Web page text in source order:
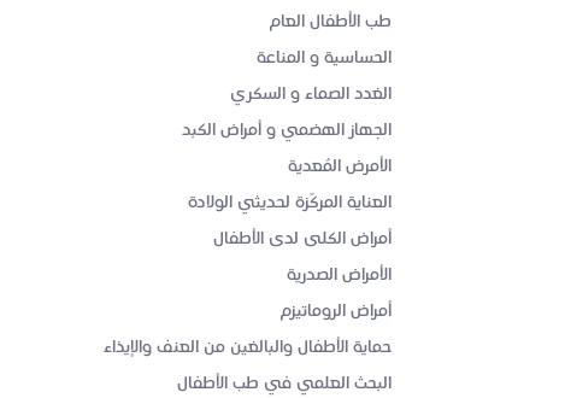
طب الأطفال العام
الحساسية و المناعة
الغدد الصماء و السكري
الجهاز الهضمي و أمراض الكبد
الأمرض المُعدية
العناية المركّزة لحديثي الولادة
أمراض الكلى لدى الأطفال
الأمراض الصدرية
أمراض الروماتيزم
حماية الأطفال والبالغين من العنف والإيذاء
البحث العلمي في طب الأطفال